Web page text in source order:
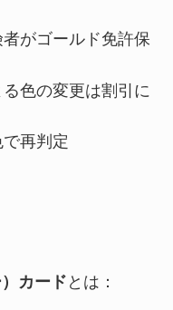
がゴールド免許保
色の変更は割引に
再判定
カードとは：